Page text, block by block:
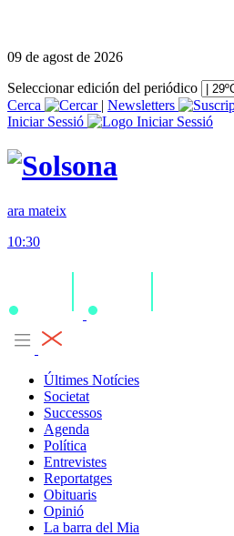
09 de agost de 2026
Seleccionar edición del periódico
Cerca
| Newsletters
Iniciar Sessió
ara mateix
10:30
Últimes Notícies
Societat
Successos
Agenda
Política
Entrevistes
Reportatges
Obituaris
Opinió
La barra del Mia